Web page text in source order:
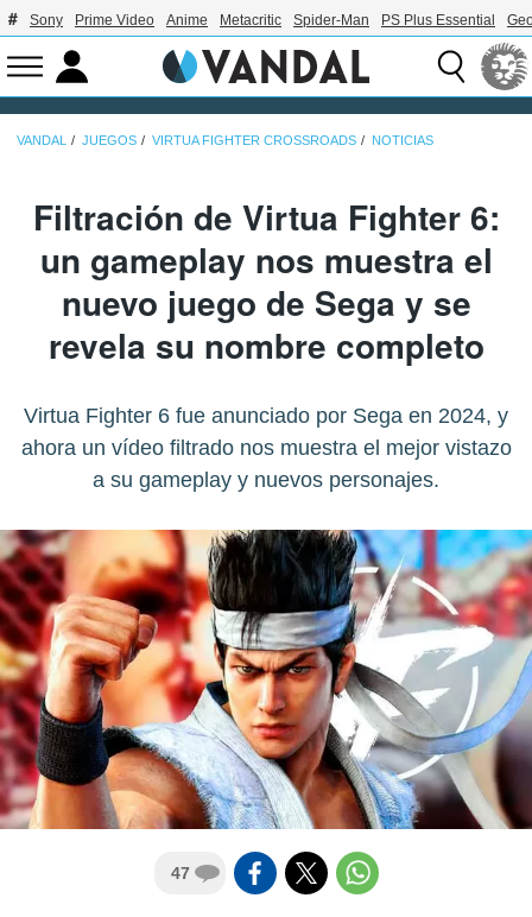
Sony Prime Video Anime Metacritic Spider-Man PS Plus Essential
VANDAL JUEGOS VIRTUA FIGHTER CROSSROADS NOTICIAS
Filtración de Virtua Fighter 6:
un gameplay nos muestra el
nuevo juego de Sega y se
revela su nombre completo
Virtua Fighter 6 fue anunciado por Sega en 2024, y
ahora un vídeo filtrado nos muestra el mejor vistazo
a su gameplay y nuevos personajes.
47